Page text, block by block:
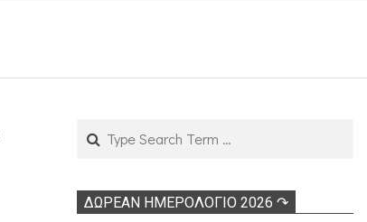
Search
ΔΩΡΕΑΝ ΗΜΕΡΟΛΟΓΙΟ 2026 ↷